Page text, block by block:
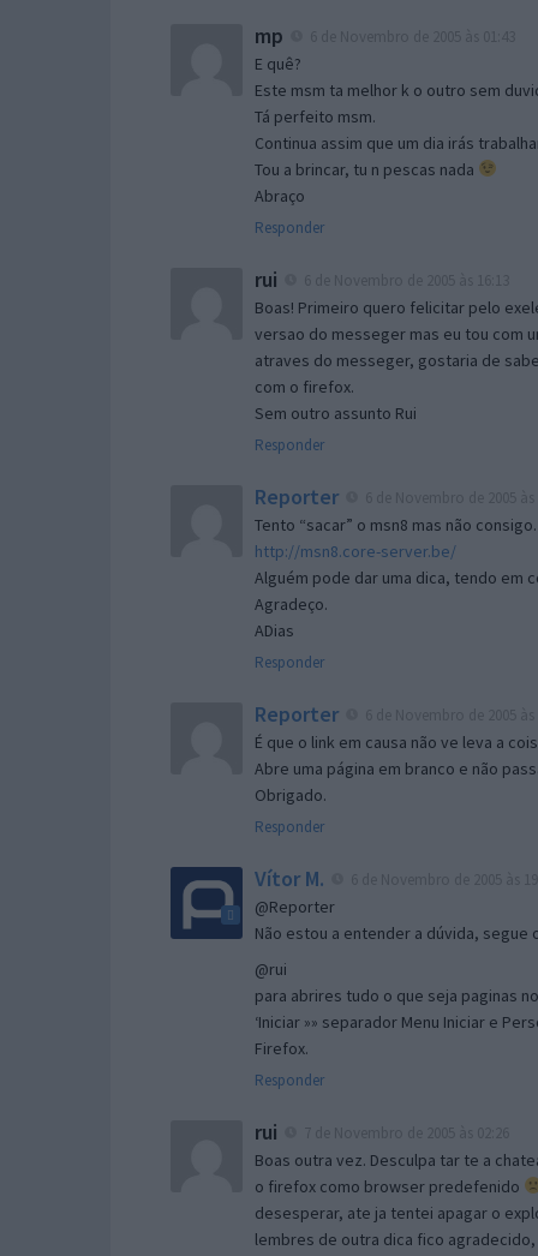
mp
E quê?
Este msm ta melhor k o outro sem
Tá perfeito msm.
Continua assim que um dia irás
Tou a brincar, tu n pescas nada
Abraço
Responder
rui
Boas! Primeiro quero felicitar pelo
versao do messeger mas eu tou com
atraves do messeger, gostaria de
com o firefox.
Sem outro assunto Rui
Responder
Reporter
Tento “sacar” o msn8 mas não
http://msn8.core-server.be/
Alguém pode dar uma dica, tendo em
Agradeço.
ADias
Responder
Reporter
É que o link em causa não ve leva a
Abre uma página em branco e não
Obrigado.
Responder
Vítor M.
@Reporter
Não estou a entender a dúvida,
@rui
para abrires tudo o que seja paginas
‘Iniciar »» separador Menu Iniciar e
Firefox.
Responder
rui
Boas outra vez. Desculpa tar te a
o firefox como browser predefenido
desesperar, ate ja tentei apagar o
lembres de outra dica fico